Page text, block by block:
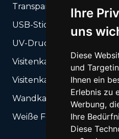
Ihre
uns
Diese
und
Ihnen ein
Erlebnis zu
Werbung,
Ihre
Diese
Transparente UV-Gel-
USB-Sticks
UV-Druck auf steifen
Visitenkarten
Visitenkarten-Box
Wandkalender
Weiße Folien UV-Druck